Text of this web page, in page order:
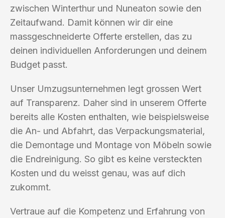
zwischen Winterthur und Nuneaton sowie den
Zeitaufwand. Damit können wir dir eine
massgeschneiderte Offerte erstellen, das zu
deinen individuellen Anforderungen und deinem
Budget passt.
Unser Umzugsunternehmen legt grossen Wert
auf Transparenz. Daher sind in unserem Offerte
bereits alle Kosten enthalten, wie beispielsweise
die An- und Abfahrt, das Verpackungsmaterial,
die Demontage und Montage von Möbeln sowie
die Endreinigung. So gibt es keine versteckten
Kosten und du weisst genau, was auf dich
zukommt.
Vertraue auf die Kompetenz und Erfahrung von